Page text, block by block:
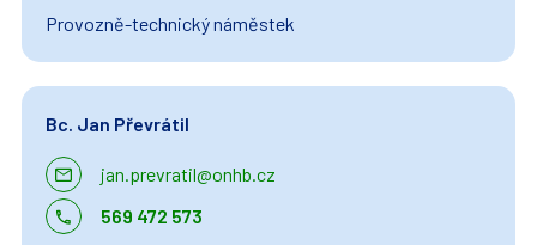
Provozně-technický náměstek
Bc. Jan Převrátil
jan.prevratil@onhb.cz
569 472 573